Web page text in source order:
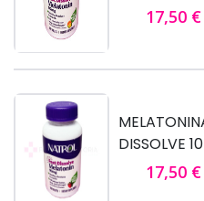
17,50 €
DISSOLVE
17,50 €